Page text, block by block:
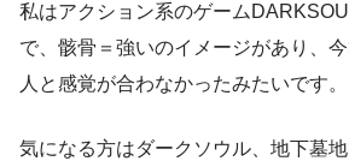
私はアクション系のゲーム
で、骸骨＝強いのイメージがあり、
人と感覚が合わなかったみたいです。
気になる方はダークソウル、地下墓